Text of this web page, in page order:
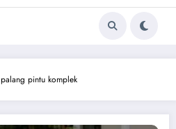
palang pintu komplek